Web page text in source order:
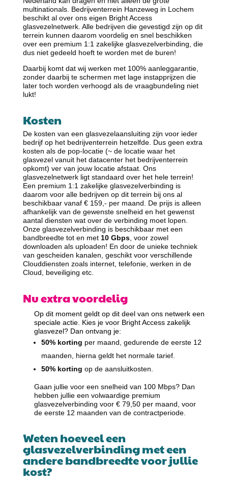
multinationals. Bedrijventerrein Hanzeweg in Lochem
beschikt al over ons eigen Bright Access
glasvezelnetwerk. Alle bedrijven die gevestigd zijn op dit
terrein kunnen daarom voordelig en snel beschikken
over een premium 1:1 zakelijke glasvezelverbinding, die
dus niet gedeeld hoeft te worden met de buren!
Daarbij komt dat wij werken met 100% aanleggarantie,
zonder daarbij te schermen met lage instapprijzen die
later toch worden verhoogd als de vraagbundeling niet
lukt!
Kosten
De kosten van een glasvezelaansluiting zijn voor ieder
bedrijf op het bedrijventerrein hetzelfde. Dus geen extra
kosten als de pop-locatie (~ de locatie waar het
glasvezel vanuit het datacenter het bedrijventerrein
opkomt) ver van jouw locatie afstaat. Ons
glasvezelnetwerk ligt standaard over het hele terrein!
Een premium 1:1 zakelijke glasvezelverbinding is
daarom voor alle bedrijven op dit terrein bij ons al
beschikbaar vanaf € 159,- per maand. De prijs is alleen
afhankelijk van de gewenste snelheid en het gewenst
aantal diensten wat over de verbinding moet lopen.
Onze glasvezelverbinding is beschikbaar met een
bandbreedte tot en met 10 Gbps, voor zowel
downloaden als uploaden! En door de unieke techniek
van gescheiden kanalen, geschikt voor verschillende
Clouddiensten zoals internet, telefonie, werken in de
Cloud, beveiliging etc.
Nu extra voordelig
Op dit moment geldt op dit deel van ons netwerk een
speciale actie. Kies je voor Bright Access zakelijk
glasvezel? Dan ontvang je:
50% korting per maand, gedurende de eerste 12
maanden, hierna geldt het normale tarief.
50% korting op de aansluitkosten.
Gaan jullie voor een snelheid van 100 Mbps? Dan
hebben jullie een volwaardige premium
glasvezelverbinding voor € 79,50 per maand, voor
de eerste 12 maanden van de contractperiode.
Weten hoeveel een
glasvezelverbinding met een
andere bandbreedte voor jullie
kost?